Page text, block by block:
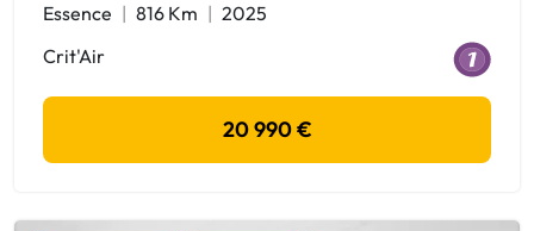
Essence 816 Km
2025
Crit'Air
20 990 €